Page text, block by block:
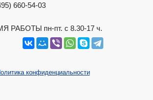
660-54-03
РАБОТЫ пн-пт. с 8.30-17 ч.
конфиденциальности